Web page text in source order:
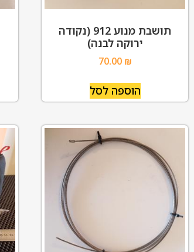
תושבת מנוע 912 (נקודה
ירוקה לבנה)
70.00 ₪
הוספה לסל